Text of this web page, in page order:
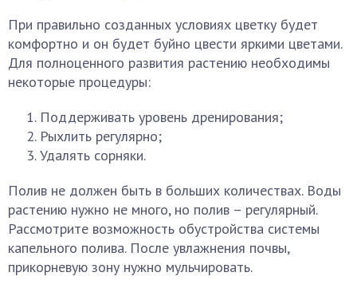
При правильно созданных условиях цветку будет
комфортно и он будет буйно цвести яркими цветами.
Для полноценного развития растению необходимы
некоторые процедуры:
Поддерживать уровень дренирования;
Рыхлить регулярно;
Удалять сорняки.
Полив не должен быть в больших количествах. Воды
растению нужно не много, но полив – регулярный.
Рассмотрите возможность обустройства системы
капельного полива. После увлажнения почвы,
прикорневую зону нужно мульчировать.